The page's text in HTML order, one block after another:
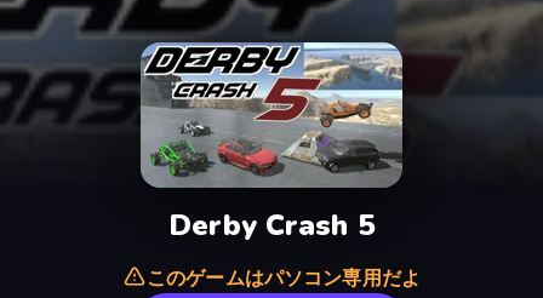
Derby Crash 5
このゲームはパソコン専用だよ